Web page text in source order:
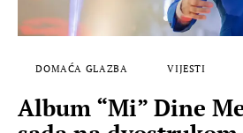
DOMAĆA GLAZBA VIJESTI
Album “Mi” Dine